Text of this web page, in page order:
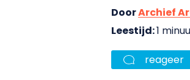
DoorArchief
Leestijd:1
reageer